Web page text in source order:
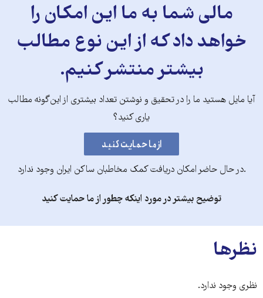
مالی شما به ما این امکان را
خواهد داد که از این نوع مطالب
بیشتر منتشر کنیم.
آیا مایل هستید ما را در تحقیق و نوشتن تعداد بیشتری از این‌گونه مطالب
یاری کنید؟
.در حال حاضر امکان دریافت کمک مخاطبان ساکن ایران وجود ندارد
توضیح بیشتر در مورد اینکه چطور از ما حمایت کنید
نظرها
نظری وجود ندارد.